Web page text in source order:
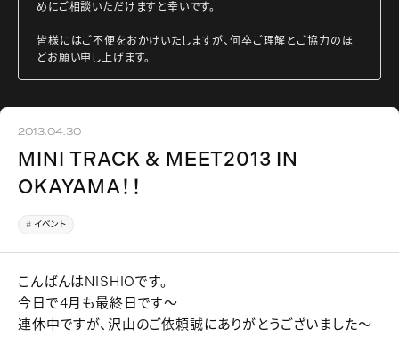
めにご相談いただけますと幸いです。
皆様にはご不便をおかけいたしますが、何卒ご理解とご協力のほ
どお願い申し上げます。
2013.04.30
MINI TRACK & MEET2013 IN
OKAYAMA！！
イベント
こんばんはNISHIOです。
今日で4月も最終日です～
連休中ですが、沢山のご依頼誠にありがとうございました～